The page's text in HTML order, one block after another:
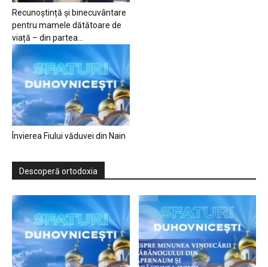
Recunoștință și binecuvântare
pentru mamele dătătoare de
viață – din partea...
Învierea Fiului văduvei din Nain
Descoperă ortodoxia